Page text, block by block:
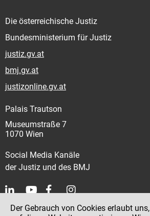
Die österreichische Justiz
Bundesministerium für Justiz
justiz.gv.at
bmj.gv.at
justizonline.gv.at
Palais Trautson
Museumstraße 7
1070 Wien
Social Media Kanäle
der Justiz und des BMJ
Kontakt
Der Gebrauch von Cookies erlaubt